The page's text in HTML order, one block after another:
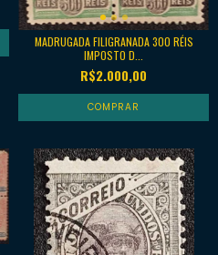
MADRUGADA FILIGRANADA 300 RÉIS
IMPOSTO D...
R$2.000,00